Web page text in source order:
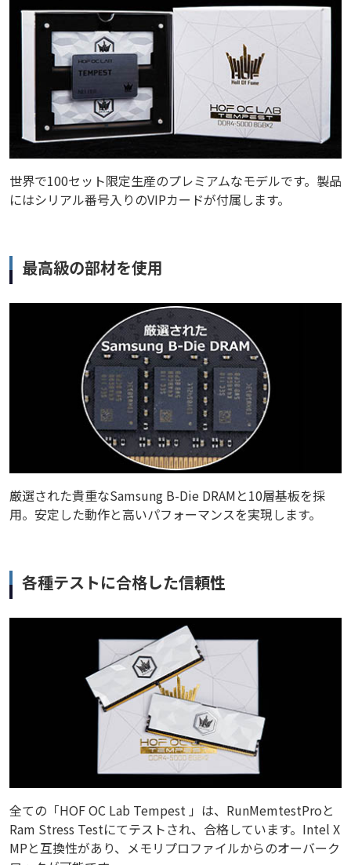
世界で100セット限定生産のプレミアムなモデルです。製品
にはシリアル番号入りのVIPカードが付属します。
最高級の部材を使用
厳選された貴重なSamsung B-Die DRAMと10層基板を採
用。安定した動作と高いパフォーマンスを実現します。
各種テストに合格した信頼性
全ての「HOF OC Lab Tempest 」は、RunMemtestProと
Ram Stress Testにてテストされ、合格しています。Intel X
MPと互換性があり、メモリプロファイルからのオーバーク